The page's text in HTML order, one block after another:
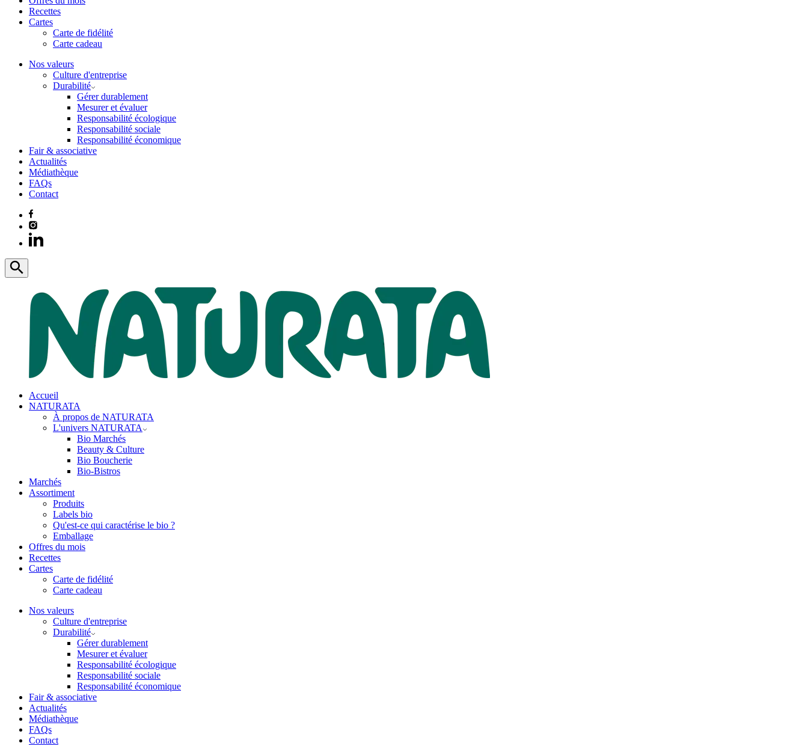
Recettes
Cartes
Carte de fidélité
Carte cadeau
Nos valeurs
Culture d'entreprise
Durabilité
Gérer durablement
Mesurer et évaluer
Responsabilité écologique
Responsabilité sociale
Responsabilité économique
Fair & associative
Actualités
Médiathèque
FAQs
Contact
Accueil
NATURATA
À propos de NATURATA
L'univers NATURATA
Bio Marchés
Beauty & Culture
Bio Boucherie
Bio-Bistros
Marchés
Assortiment
Produits
Labels bio
Qu'est-ce qui caractérise le bio ?
Emballage
Offres du mois
Recettes
Cartes
Carte de fidélité
Carte cadeau
Nos valeurs
Culture d'entreprise
Durabilité
Gérer durablement
Mesurer et évaluer
Responsabilité écologique
Responsabilité sociale
Responsabilité économique
Fair & associative
Actualités
Médiathèque
FAQs
Contact